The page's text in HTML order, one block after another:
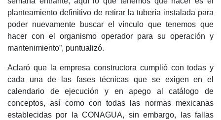
planteamiento definitivo de retirar la tubería instalada para
poder nuevamente buscar el vínculo que tenemos que
hacer con el organismo operador para su operación y
mantenimiento”, puntualizó.
Aclaró que la empresa constructora cumplió con todas y
cada una de las fases técnicas que se exigen en el
calendario de ejecución y en apego al catálogo de
conceptos, así como con todas las normas mexicanas
establecidas por la CONAGUA, sin embargo, las fallas